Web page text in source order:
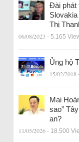
Đài phát
Thị
06/08/2023 - 5.165
Ủng hộ
15/02/2018
Mai
sao”
an?
11/05/2026 - 18.500